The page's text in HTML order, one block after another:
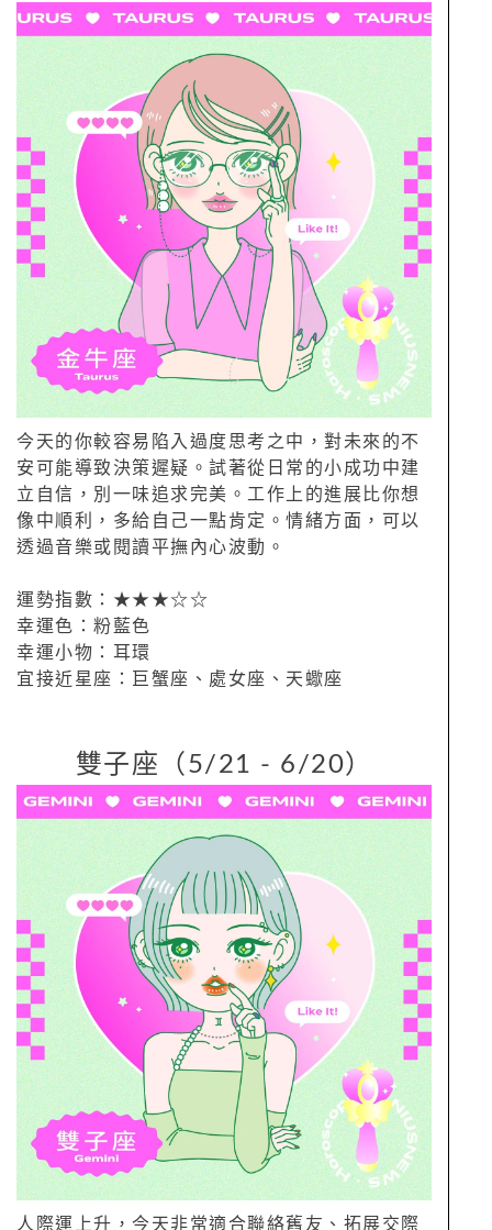
今天的你較容易陷入過度思考之中，對未來的不
安可能導致決策遲疑。試著從日常的小成功中建
立自信，別一味追求完美。工作上的進展比你想
像中順利，多給自己一點肯定。情緒方面，可以
透過音樂或閱讀平撫內心波動。
運勢指數：★★★☆☆
幸運色：粉藍色
幸運小物：耳環
宜接近星座：巨蟹座、處女座、天蠍座
雙子座（5/21 - 6/20）
人際運上升，今天非常適合聯絡舊友、拓展交際